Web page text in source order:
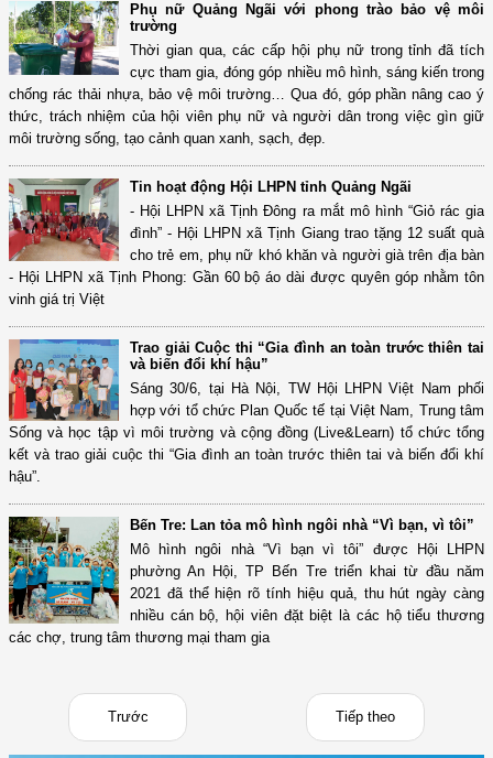
Phụ nữ Quảng Ngãi với phong trào bảo vệ môi
trường
Thời gian qua, các cấp hội phụ nữ trong tỉnh đã tích
cực tham gia, đóng góp nhiều mô hình, sáng kiến trong
chống rác thải nhựa, bảo vệ môi trường… Qua đó, góp phần nâng cao ý
thức, trách nhiệm của hội viên phụ nữ và người dân trong việc gìn giữ
môi trường sống, tạo cảnh quan xanh, sạch, đẹp.
Tin hoạt động Hội LHPN tỉnh Quảng Ngãi
- Hội LHPN xã Tịnh Đông ra mắt mô hình “Giỏ rác gia
đình” - Hội LHPN xã Tịnh Giang trao tặng 12 suất quà
cho trẻ em, phụ nữ khó khăn và người già trên địa bàn
- Hội LHPN xã Tịnh Phong: Gần 60 bộ áo dài được quyên góp nhằm tôn
vinh giá trị Việt
Trao giải Cuộc thi “Gia đình an toàn trước thiên tai
và biến đổi khí hậu”
Sáng 30/6, tại Hà Nội, TW Hội LHPN Việt Nam phối
hợp với tổ chức Plan Quốc tế tại Việt Nam, Trung tâm
Sống và học tập vì môi trường và cộng đồng (Live&Learn) tổ chức tổng
kết và trao giải cuộc thi “Gia đình an toàn trước thiên tai và biến đổi khí
hậu”.
Bến Tre: Lan tỏa mô hình ngôi nhà “Vì bạn, vì tôi”
Mô hình ngôi nhà “Vì bạn vì tôi” được Hội LHPN
phường An Hội, TP Bến Tre triển khai từ đầu năm
2021 đã thể hiện rõ tính hiệu quả, thu hút ngày càng
nhiều cán bộ, hội viên đặt biệt là các hộ tiểu thương
các chợ, trung tâm thương mại tham gia
Trước Tiếp theo